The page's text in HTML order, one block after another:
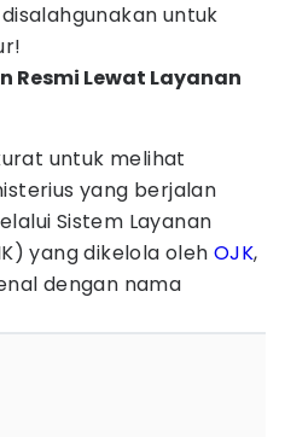
untuk
Resmi Lewat Layanan
untuk melihat
yang berjalan
Sistem Layanan
yang dikelola oleh OJK,
dengan nama